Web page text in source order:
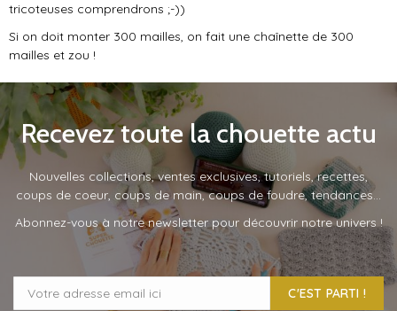
tricoteuses comprendrons ;-))
Si on doit monter 300 mailles, on fait une chaînette de 300
mailles et zou !
Recevez toute la chouette actu
Nouvelles collections, ventes exclusives, tutoriels, recettes,
coups de coeur, coups de main, coups de foudre, tendances…
Abonnez-vous à notre newsletter pour découvrir notre univers !
C'EST PARTI !